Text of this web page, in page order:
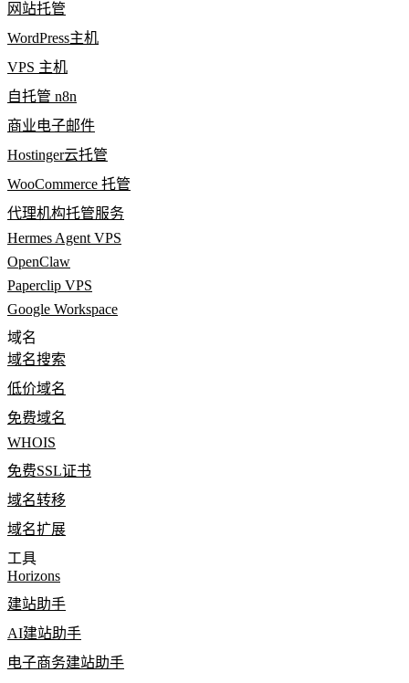
网站托管
WordPress主机
VPS 主机
自托管 n8n
商业电子邮件
Hostinger云托管
WooCommerce 托管
代理机构托管服务
Hermes Agent VPS
OpenClaw
Paperclip VPS
Google Workspace
域名
域名搜索
低价域名
免费域名
WHOIS
免费SSL证书
域名转移
域名扩展
工具
Horizons
建站助手
AI建站助手
电子商务建站助手